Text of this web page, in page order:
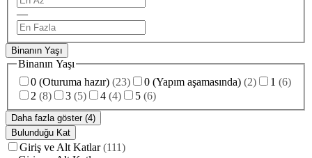
—
Binanın Yaşı
Binanın Yaşı
0 (Oturuma hazır) (23) 0 (Yapım aşamasında) (2) 1 (6)
2 (8) 3 (5) 4 (4) 5 (6)
Daha fazla göster (4)
Bulunduğu Kat
Giriş ve Alt Katlar (111)